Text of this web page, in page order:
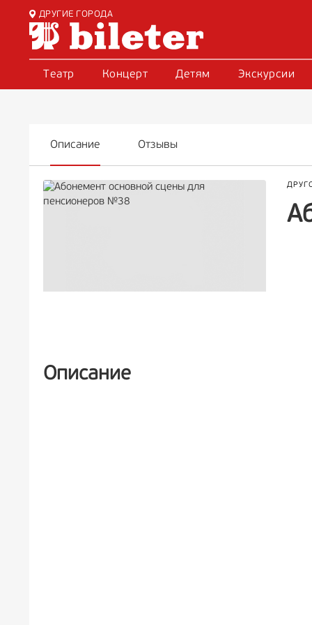
ДРУГИЕ ГОРОДА
Театр Концерт Детям Экскурсии
Описание Отзывы
Описание